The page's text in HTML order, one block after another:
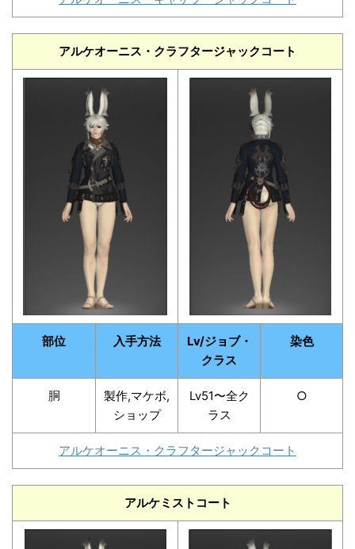
アルケオーニス・クラフタージャックコート
部位 入手方法
Lv/ジョブ・
クラス
染色
胴
製作,マケボ,
ショップ
Lv51〜全ク
ラス
○
アルケオーニス・クラフタージャックコート
アルケミストコート